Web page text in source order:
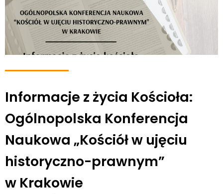
Informacje z życia Kościoła:
Ogólnopolska Konferencja
Naukowa „Kościół w ujęciu
historyczno-prawnym”
w Krakowie